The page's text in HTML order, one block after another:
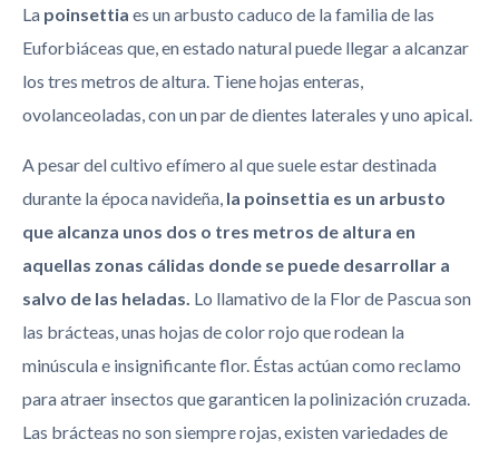
La poinsettia es un arbusto caduco de la familia de las
Euforbiáceas que, en estado natural puede llegar a alcanzar
los tres metros de altura. Tiene hojas enteras,
ovolanceoladas, con un par de dientes laterales y uno apical.
A pesar del cultivo efímero al que suele estar destinada
durante la época navideña, la poinsettia es un arbusto
que alcanza unos dos o tres metros de altura en
aquellas zonas cálidas donde se puede desarrollar a
salvo de las heladas. Lo llamativo de la Flor de Pascua son
las brácteas, unas hojas de color rojo que rodean la
minúscula e insignificante flor. Éstas actúan como reclamo
para atraer insectos que garanticen la polinización cruzada.
Las brácteas no son siempre rojas, existen variedades de